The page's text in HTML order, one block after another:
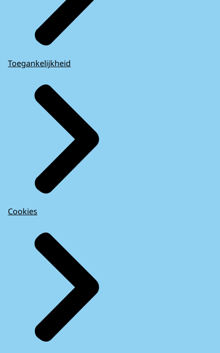
Toegankelijkheid
Cookies